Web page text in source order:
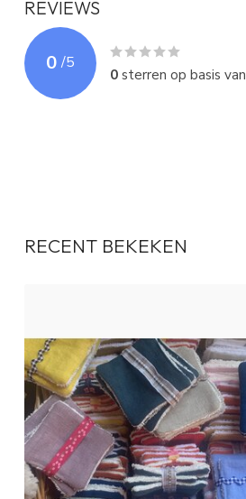
REVIEWS
0 /5
0sterren op basis van
RECENT BEKEKEN